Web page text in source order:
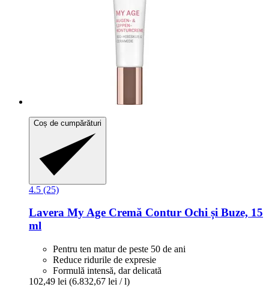
Coș de cumpărături
4.5 (25)
Lavera My Age Cremă Contur Ochi și Buze, 15
ml
Pentru ten matur de peste 50 de ani
Reduce ridurile de expresie
Formulă intensă, dar delicată
102,49 lei (6.832,67 lei / l)